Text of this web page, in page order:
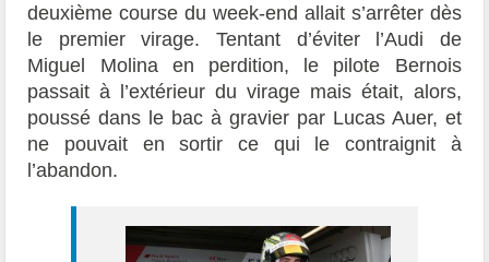
deuxième course du week-end allait s’arrêter dès
le premier virage. Tentant d’éviter l’Audi de
Miguel Molina en perdition, le pilote Bernois
passait à l’extérieur du virage mais était, alors,
poussé dans le bac à gravier par Lucas Auer, et
ne pouvait en sortir ce qui le contraignit à
l’abandon.